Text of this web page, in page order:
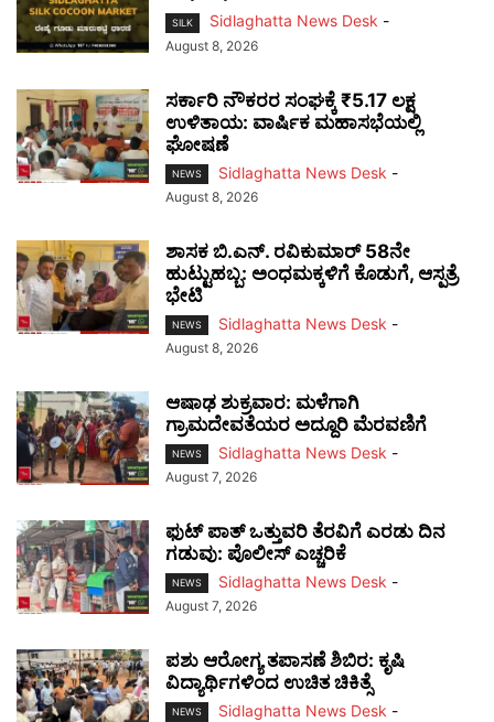
SILK Sidlaghatta News Desk -
August 8, 2026
ಸರ್ಕಾರಿ ನೌಕರರ ಸಂಘಕ್ಕೆ ₹5.17 ಲಕ್ಷ
ಉಳಿತಾಯ: ವಾರ್ಷಿಕ ಮಹಾಸಭೆಯಲ್ಲಿ
ಘೋಷಣೆ
NEWS Sidlaghatta News Desk -
August 8, 2026
ಶಾಸಕ ಬಿ.ಎನ್. ರವಿಕುಮಾರ್ 58ನೇ
ಹುಟ್ಟುಹಬ್ಬ: ಅಂಧಮಕ್ಕಳಿಗೆ ಕೊಡುಗೆ, ಆಸ್ಪತ್ರೆ
ಭೇಟಿ
NEWS Sidlaghatta News Desk -
August 8, 2026
ಆಷಾಢ ಶುಕ್ರವಾರ: ಮಳೆಗಾಗಿ
ಗ್ರಾಮದೇವತೆಯರ ಅದ್ದೂರಿ ಮೆರವಣಿಗೆ
NEWS Sidlaghatta News Desk -
August 7, 2026
ಫುಟ್‌ ಪಾತ್ ಒತ್ತುವರಿ ತೆರವಿಗೆ ಎರಡು ದಿನ
ಗಡುವು: ಪೊಲೀಸ್ ಎಚ್ಚರಿಕೆ
NEWS Sidlaghatta News Desk -
August 7, 2026
ಪಶು ಆರೋಗ್ಯ ತಪಾಸಣೆ ಶಿಬಿರ: ಕೃಷಿ
ವಿದ್ಯಾರ್ಥಿಗಳಿಂದ ಉಚಿತ ಚಿಕಿತ್ಸೆ
NEWS Sidlaghatta News Desk -